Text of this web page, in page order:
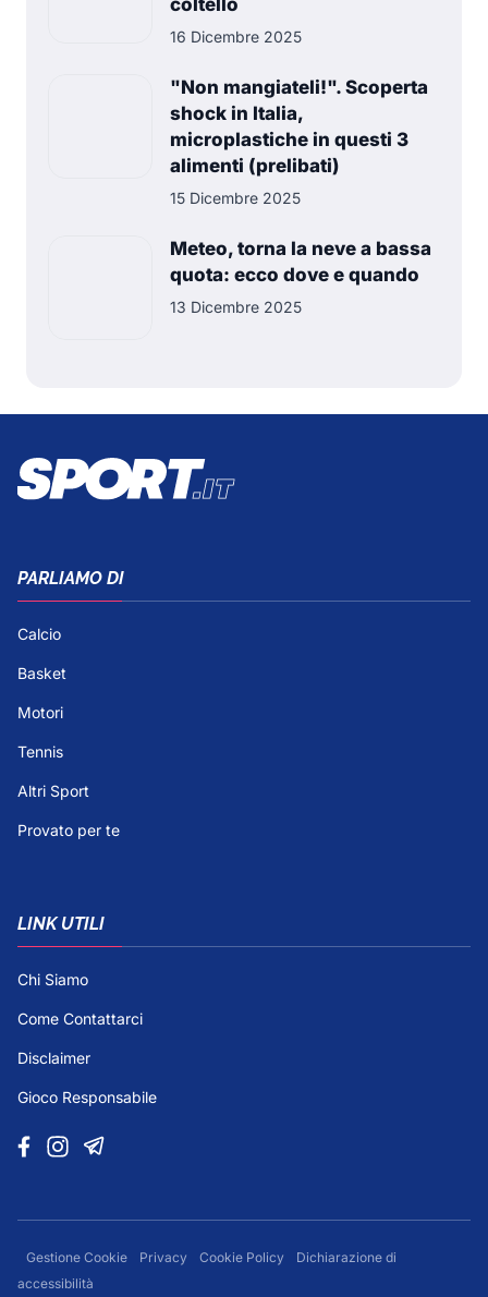
16 Dicembre 2025
"Non mangiateli!". Scoperta
shock in Italia,
microplastiche in questi 3
alimenti (prelibati)
15 Dicembre 2025
Meteo, torna la neve a bassa
quota: ecco dove e quando
13 Dicembre 2025
PARLIAMO DI
Calcio
Basket
Motori
Tennis
Altri Sport
Provato per te
LINK UTILI
Chi Siamo
Come Contattarci
Disclaimer
Gioco Responsabile
Gestione Cookie Privacy Cookie Policy
Dichiarazione di
accessibilità